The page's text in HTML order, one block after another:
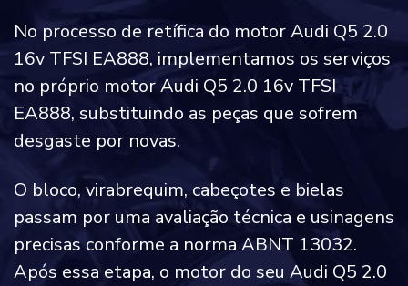
No processo de retífica do motor Audi Q5 2.0
16v TFSI EA888, implementamos os serviços
no próprio motor Audi Q5 2.0 16v TFSI
EA888, substituindo as peças que sofrem
desgaste por novas.
O bloco, virabrequim, cabeçotes e bielas
passam por uma avaliação técnica e usinagens
precisas conforme a norma ABNT 13032.
Após essa etapa, o motor do seu Audi Q5 2.0